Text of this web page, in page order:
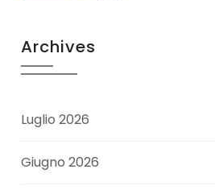
Archives
Luglio 2026
Giugno 2026